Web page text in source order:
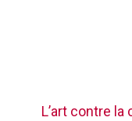
L’art contre la